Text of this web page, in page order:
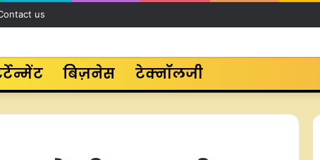
us
बिज़नेस टेक्नॉलजी